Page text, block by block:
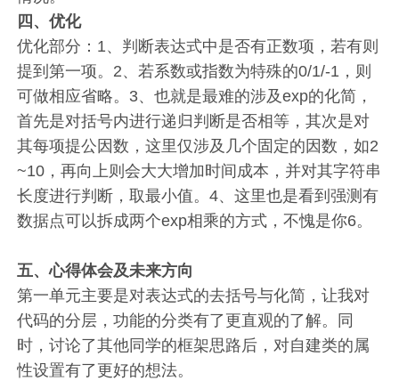
四、优化
优化部分：1、判断表达式中是否有正数项，若有则
提到第一项。2、若系数或指数为特殊的0/1/-1，则
可做相应省略。3、也就是最难的涉及exp的化简，
首先是对括号内进行递归判断是否相等，其次是对
其每项提公因数，这里仅涉及几个固定的因数，如2
~10，再向上则会大大增加时间成本，并对其字符串
长度进行判断，取最小值。4、这里也是看到强测有
数据点可以拆成两个exp相乘的方式，不愧是你6。
五、心得体会及未来方向
第一单元主要是对表达式的去括号与化简，让我对
代码的分层，功能的分类有了更直观的了解。同
时，讨论了其他同学的框架思路后，对自建类的属
性设置有了更好的想法。